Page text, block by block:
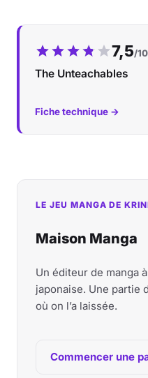
Notre
7,5/10
The Unteachables
Fiche technique →
LE JEU MANGA DE
Maison Manga
Un éditeur de manga
japonaise. Une partie
où on l’a laissée.
Commencer une